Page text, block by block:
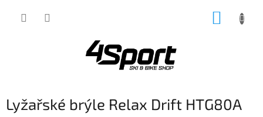
Lyžařské brýle Relax Drift HTG80A